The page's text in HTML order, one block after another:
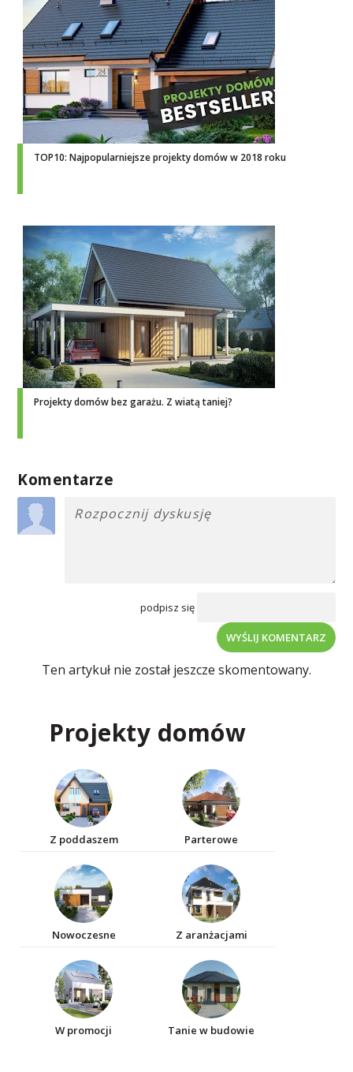
TOP10: Najpopularniejsze projekty domów w 2018 roku
Projekty domów bez garażu. Z wiatą taniej?
Komentarze
podpisz się
WYŚLIJ KOMENTARZ
Ten artykuł nie został jeszcze skomentowany.
Projekty domów
Z poddaszem Parterowe
Nowoczesne Z aranżacjami
W promocji Tanie w budowie